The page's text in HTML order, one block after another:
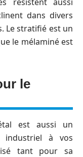
dans divers
Le stratifié est un
le mélaminé est
le
est aussi un
à vos
tant pour sa